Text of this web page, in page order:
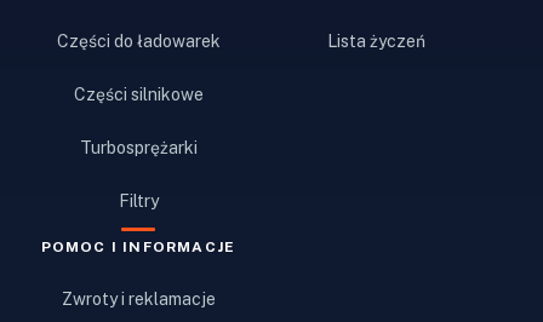
Części do ładowarek
Części silnikowe
Turbosprężarki
Filtry
Lista życzeń
POMOC I INFORMACJE
Zwroty i reklamacje